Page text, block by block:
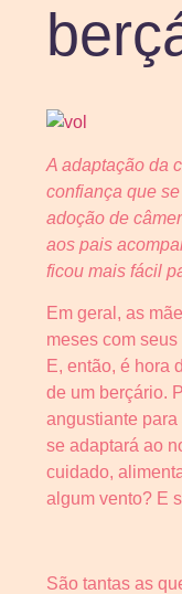
A adaptação da
confiança que
adoção de
aos pais
ficou mais fácil
Em geral, as
meses com
E, então, é hora
de um berçário.
angustiante
se adaptará ao
cuidado,
algum vento? E
São tantas as